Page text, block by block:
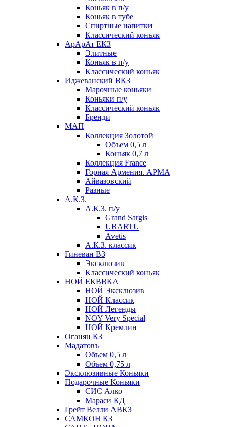
Коньяк в п/у
Коньяк в тубе
Спиртные напитки
Классический коньяк
АрАрАт ЕКЗ
Элитные
Коньяк в п/у
Классический коньяк
Иджеванский ВКЗ
Марочные коньяки
Коньяки п/у
Классический коньяк
Бренди
МАП
Коллекция Золотой
Объем 0,5 л
Коньяк 0,7 л
Коллекция France
Горная Армения. АРМА
Айвазовский
Разные
А.К.З.
А.К.З. п/у
Grand Sargis
URARTU
Avetis
А.К.З. классик
Гиневан ВЗ
Эксклюзив
Классический коньяк
НОЙ ЕКВВКА
НОЙ Эксклюзив
НОЙ Классик
НОЙ Легенды
NOY Very Speсial
НОЙ Кремлин
Оганян КЗ
Мадатовъ
Объем 0,5 л
Объем 0,75 л
Эксклюзивные Коньяки
Подарочные Коньяки
СИС Алко
Мараси КД
Грейт Велли АВКЗ
САМКОН КЗ